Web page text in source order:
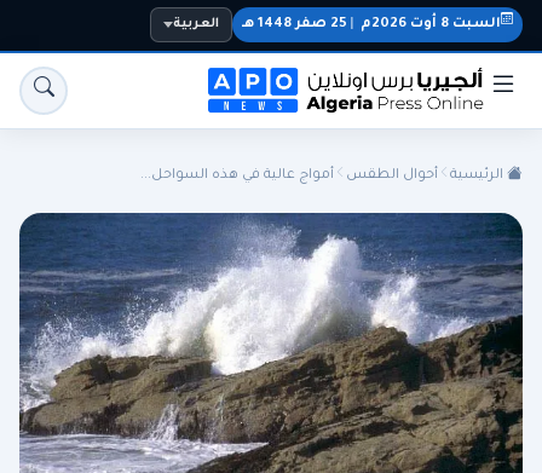
الجزائر الجالية المنتخب الوطني سياسة
اقتصاد رياضة
السبت 8 أوت 2026م 25 صفر 1448 هـ العربية
الرئيسية أحوال الطقس أمواج عالية في هذه السواحل...